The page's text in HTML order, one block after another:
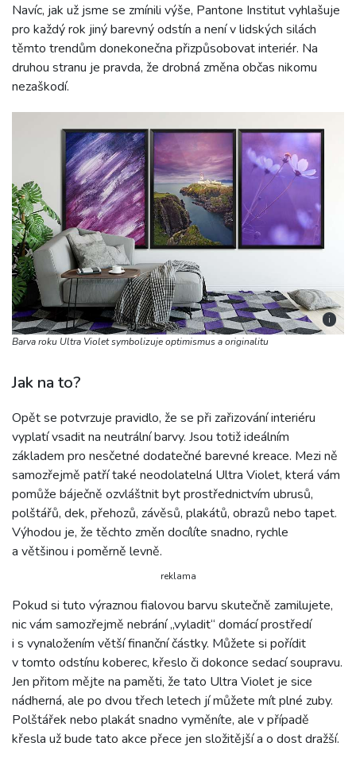
Navíc, jak už jsme se zmínili výše, Pantone Institut vyhlašuje
pro každý rok jiný barevný odstín a není v lidských silách
těmto trendům donekonečna přizpůsobovat interiér. Na
druhou stranu je pravda, že drobná změna občas nikomu
nezaškodí.
i
Barva roku Ultra Violet symbolizuje optimismus a originalitu
Jak na to?
Opět se potvrzuje pravidlo, že se při zařizování interiéru
vyplatí vsadit na neutrální barvy. Jsou totiž ideálním
základem pro nesčetné dodatečné barevné kreace. Mezi ně
samozřejmě patří také neodolatelná Ultra Violet, která vám
pomůže báječně ozvláštnit byt prostřednictvím ubrusů,
polštářů, dek, přehozů, závěsů, plakátů, obrazů nebo tapet.
Výhodou je, že těchto změn docílíte snadno, rychle
a většinou i poměrně levně.
reklama
Pokud si tuto výraznou fialovou barvu skutečně zamilujete,
nic vám samozřejmě nebrání „vyladit“ domácí prostředí
i s vynaložením větší finanční částky. Můžete si pořídit
v tomto odstínu koberec, křeslo či dokonce sedací soupravu.
Jen přitom mějte na paměti, že tato Ultra Violet je sice
nádherná, ale po dvou třech letech jí můžete mít plné zuby.
Polštářek nebo plakát snadno vyměníte, ale v případě
křesla už bude tato akce přece jen složitější a o dost dražší.